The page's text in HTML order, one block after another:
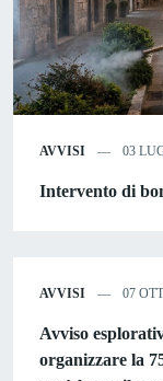
AVVISI 03
Intervento di
AVVISI 07
Avviso
organizzare la